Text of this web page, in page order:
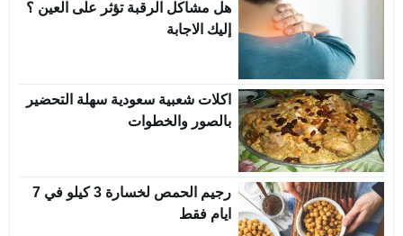
هل مشاكل الرقبة تؤثر على العين ؟
إليك الاجابة
اكلات شعبية سعودية سهلة التحضير
بالصور والخطوات
رجيم الحمص لخسارة 3 كيلو في 7
ايام فقط